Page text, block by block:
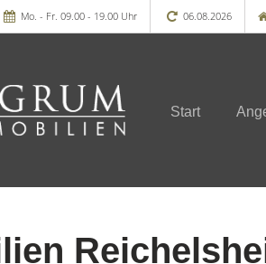
Mo. - Fr. 09.00 - 19.00 Uhr 06.08.2026
Start